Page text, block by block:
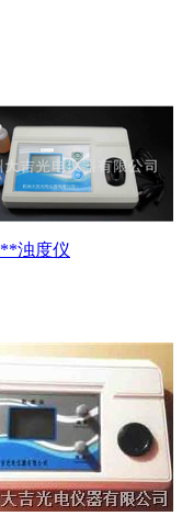
**浊度仪